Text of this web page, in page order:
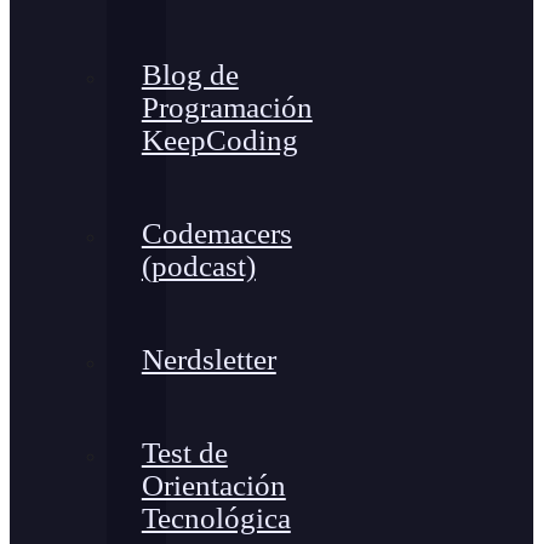
Blog de
Programación
KeepCoding
Codemacers
(podcast)
Nerdsletter
Test de
Orientación
Tecnológica